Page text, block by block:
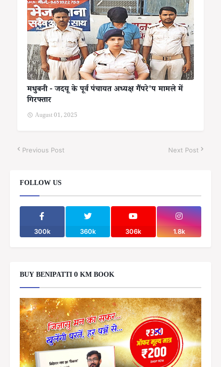
मधुबनी - जदयू के पूर्व पंचायत अध्यक्ष गैंपरे'प मामले में
गिरफ्तार
August 01, 2025
Previous Post Next Post
FOLLOW US
300k 360k 306k 1.8k
BUY BENIPATTI 0 KM BOOK